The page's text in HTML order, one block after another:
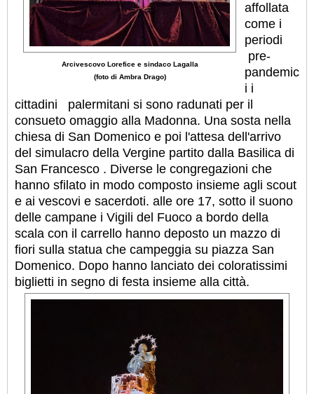
Arcivescovo Lorefice e sindaco Lagalla
(foto di Ambra Drago)
affollata
come i
periodi
pre-
pandemic
i i
cittadini palermitani si sono radunati per il
consueto omaggio alla Madonna. Una sosta nella
chiesa di San Domenico e poi l'attesa dell'arrivo
del simulacro della Vergine partito dalla Basilica di
San Francesco . Diverse le congregazioni che
hanno sfilato in modo composto insieme agli scout
e ai vescovi e sacerdoti. alle ore 17, sotto il suono
delle campane i Vigili del Fuoco a bordo della
scala con il carrello hanno deposto un mazzo di
fiori sulla statua che campeggia su piazza San
Domenico. Dopo hanno lanciato dei coloratissimi
biglietti in segno di festa insieme alla città.